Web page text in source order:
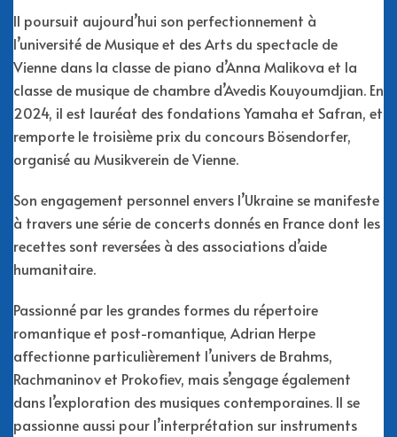
Il poursuit aujourd’hui son perfectionnement à
l’université de Musique et des Arts du spectacle de
Vienne dans la classe de piano d’Anna Malikova et la
classe de musique de chambre d’Avedis Kouyoumdjian. En
2024, il est lauréat des fondations Yamaha et Safran, et
remporte le troisième prix du concours Bösendorfer,
organisé au Musikverein de Vienne.
Son engagement personnel envers l’Ukraine se manifeste
à travers une série de concerts donnés en France dont les
recettes sont reversées à des associations d’aide
humanitaire.
Passionné par les grandes formes du répertoire
romantique et post-romantique, Adrian Herpe
affectionne particulièrement l’univers de Brahms,
Rachmaninov et Prokofiev, mais s’engage également
dans l’exploration des musiques contemporaines. Il se
passionne aussi pour l’interprétation sur instruments